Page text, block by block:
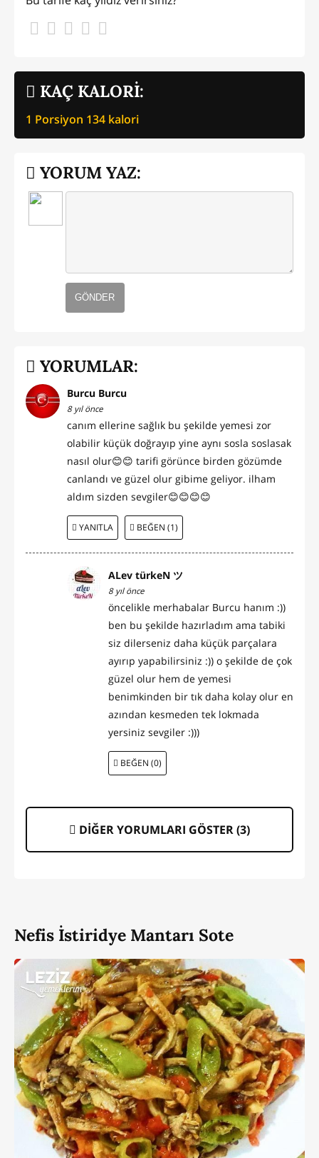
KAÇ KALORİ:
1 Porsiyon 134 kalori
YORUM YAZ:
GÖNDER
YORUMLAR:
Burcu Burcu
8 yıl önce
canım ellerine sağlık bu şekilde yemesi zor
olabilir küçük doğrayıp yine aynı sosla soslasak
nasıl olur😊😊 tarifi görünce birden gözümde
canlandı ve güzel olur gibime geliyor. ilham
aldım sizden sevgiler😊😊😊😊
YANITLA BEĞEN (1)
ALev türkeN ツ
8 yıl önce
öncelikle merhabalar Burcu hanım :))
ben bu şekilde hazırladım ama tabiki
siz dilerseniz daha küçük parçalara
ayırıp yapabilirsiniz :)) o şekilde de çok
güzel olur hem de yemesi
benimkinden bir tık daha kolay olur en
azından kesmeden tek lokmada
yersiniz sevgiler :)))
BEĞEN (0)
DİĞER YORUMLARI GÖSTER (3)
Nefis İstiridye Mantarı Sote